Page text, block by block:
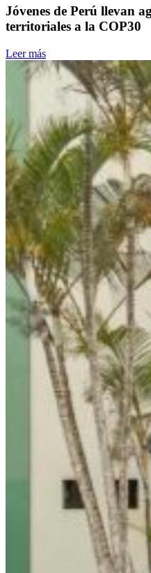
Jóvenes de Perú llevan
territoriales a la COP30
Leer más